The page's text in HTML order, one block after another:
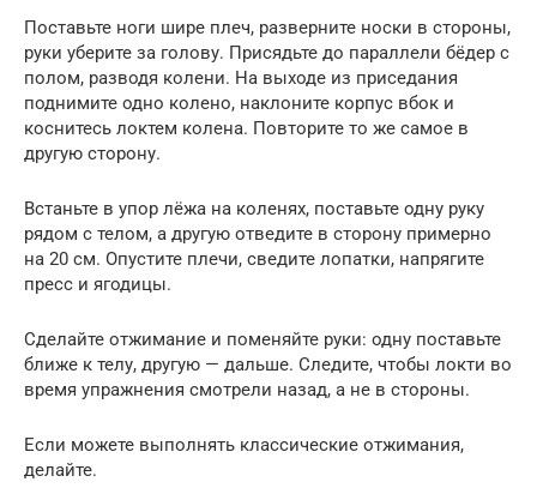
Поставьте ноги шире плеч, разверните носки в стороны,
руки уберите за голову. Присядьте до параллели бёдер с
полом, разводя колени. На выходе из приседания
поднимите одно колено, наклоните корпус вбок и
коснитесь локтем колена. Повторите то же самое в
другую сторону.
Встаньте в упор лёжа на коленях, поставьте одну руку
рядом с телом, а другую отведите в сторону примерно
на 20 см. Опустите плечи, сведите лопатки, напрягите
пресс и ягодицы.
Сделайте отжимание и поменяйте руки: одну поставьте
ближе к телу, другую — дальше. Следите, чтобы локти во
время упражнения смотрели назад, а не в стороны.
Если можете выполнять классические отжимания,
делайте.